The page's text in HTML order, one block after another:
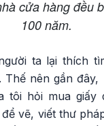
cửa hàng đều
100 năm.
ta lại thích
Thế nên gần đây,
tôi hỏi mua giấy
vẽ, viết thư